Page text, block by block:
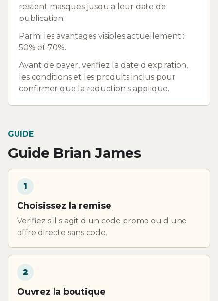
restent masques jusqu a leur date de
publication.
Parmi les avantages visibles actuellement :
50% et 70%.
Avant de payer, verifiez la date d expiration,
les conditions et les produits inclus pour
confirmer que la reduction s applique.
GUIDE
Guide Brian James
1
Choisissez la remise
Verifiez s il s agit d un code promo ou d une
offre directe sans code.
2
Ouvrez la boutique